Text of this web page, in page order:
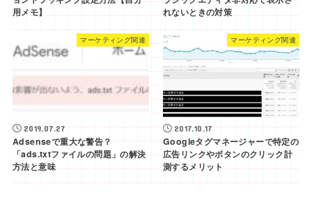
用メモ】
れないときの対策
マーケティング関連
2019.07.27
Adsenseで重大な警告？
「ads.txtファイルの問題」の解決
方法と意味
マーケティング関連
2017.10.17
Googleタグマネージャーで特定の
広告リンクやボタンのクリック計
測するメリット